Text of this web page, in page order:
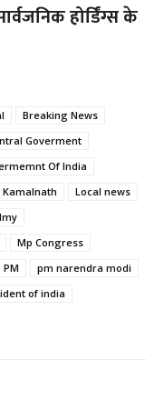
होर्डिंग्स के
Breaking News
Goverment
Of India
Kamalnath
Local news
Mp Congress
PM
pm narendra modi
of india